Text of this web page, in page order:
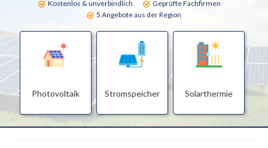
Kostenlos & unverbindlich
Geprüfte Fachfirmen
5 Angebote aus der Region
Photovoltaik Stromspeicher Solarthermie